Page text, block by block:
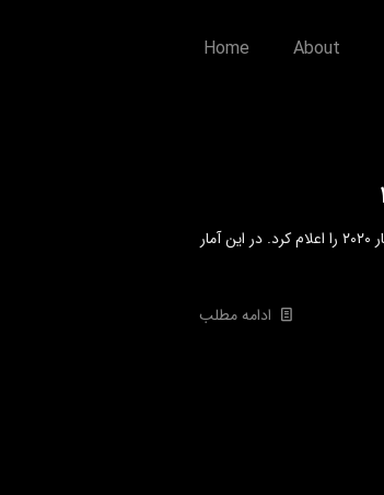
About
Home
پلتفرم ویدیویی یوتیوب پربیننده ترین تریلرهای به نمایش درآمده فیلم های اسکار ۲۰۲۰ را اعلام کرد. در این آمار
ادامه مطلب